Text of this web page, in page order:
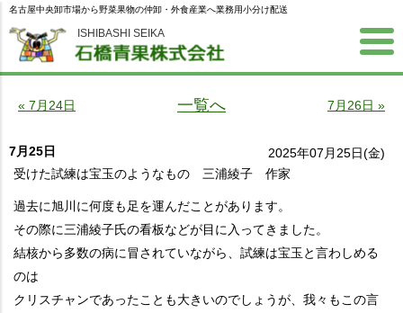
ISHIBASHI SEIKA
名古屋中央卸市場から野菜果物の仲卸・外食産業へ業務用小分け配送
« 7月24日 一覧へ 7月26日 »
7月25日
2025年07月25日(金)
受けた試練は宝玉のようなもの 三浦綾子 作家
過去に旭川に何度も足を運んだことがあります。
その際に三浦綾子氏の看板などが目に入ってきました。
結核から多数の病に冒されていながら、試練は宝玉と言わしめる
のは
クリスチャンであったことも大きいのでしょうが、我々もこの言